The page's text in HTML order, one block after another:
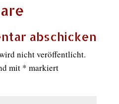
abschicken
nicht veröffentlicht.
mit * markiert